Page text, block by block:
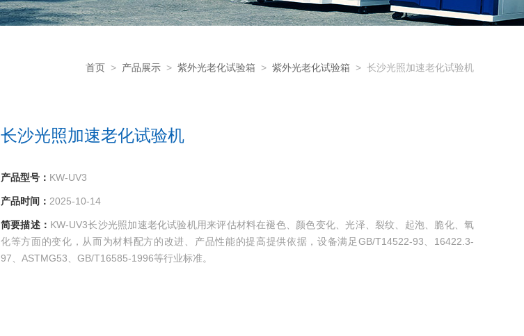
首页 > 产品展示 > 紫外光老化试验箱 > 紫外光老化试验箱 > 长沙光照加速老化试验机
长沙光照加速老化试验机
产品型号： KW-UV3
产品时间： 2025-10-14
简要描述： KW-UV3长沙光照加速老化试验机用来评估材料在褪色、颜色变化、光泽、裂纹、起泡、脆化、氧
化等方面的变化，从而为材料配方的改进、产品性能的提高提供依据，设备满足GB/T14522-93、16422.3-
97、ASTMG53、GB/T16585-1996等行业标准。